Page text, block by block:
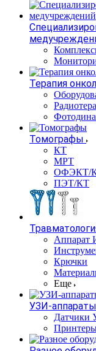
Терапия
Томографы
КТ
МРТ
ОФЭКТ/
ПЭТ/КТ
Аппарат
Крючки
Еще
УЗИ-аппараты
Датчики